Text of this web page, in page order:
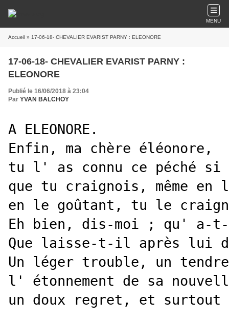
MENU
Accueil » 17-06-18- CHEVALIER EVARIST PARNY : ELEONORE
17-06-18- CHEVALIER EVARIST PARNY :
ELEONORE
Publié le 16/06/2018 à 23:04
Par YVAN BALCHOY
A ELEONORE.
Enfin, ma chère éléonore,
tu l' as connu ce péché si
que tu craignois, même
en le goûtant, tu le
Eh bien, dis-moi ; qu' a-
Que laisse-t-il après lui
Un léger trouble, un
l' étonnement de sa
un doux regret, et surtout